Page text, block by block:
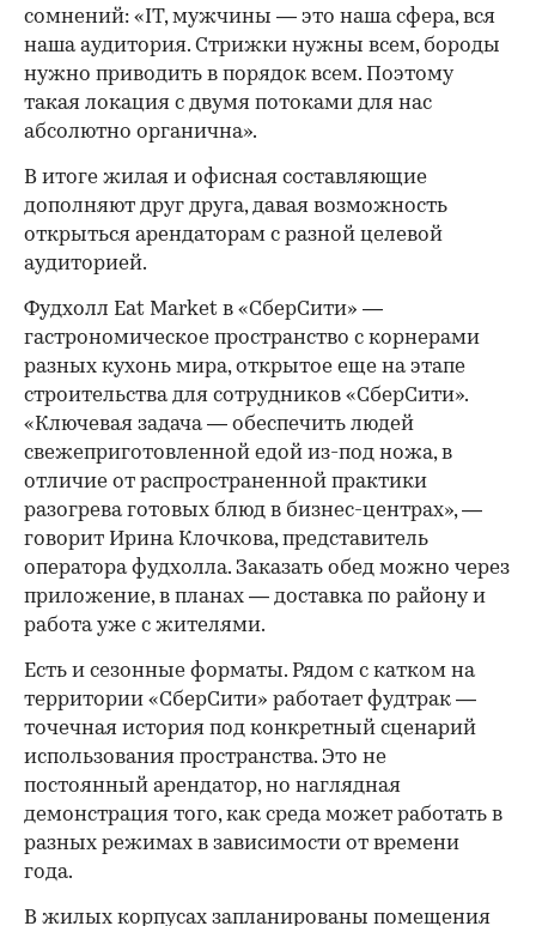
сомнений: «IT, мужчины — это наша сфера, вся
наша аудитория. Стрижки нужны всем, бороды
нужно приводить в порядок всем. Поэтому
такая локация с двумя потоками для нас
абсолютно органична».
В итоге жилая и офисная составляющие
дополняют друг друга, давая возможность
открыться арендаторам с разной целевой
аудиторией.
Фудхолл Eat Market в «СберСити» —
гастрономическое пространство с корнерами
разных кухонь мира, открытое еще на этапе
строительства для сотрудников «СберСити».
«Ключевая задача — обеспечить людей
свежеприготовленной едой из-под ножа, в
отличие от распространенной практики
разогрева готовых блюд в бизнес-центрах», —
говорит Ирина Клочкова, представитель
оператора фудхолла. Заказать обед можно через
приложение, в планах — доставка по району и
работа уже с жителями.
Есть и сезонные форматы. Рядом с катком на
территории «СберСити» работает фудтрак —
точечная история под конкретный сценарий
использования пространства. Это не
постоянный арендатор, но наглядная
демонстрация того, как среда может работать в
разных режимах в зависимости от времени
года.
В жилых корпусах запланированы помещения